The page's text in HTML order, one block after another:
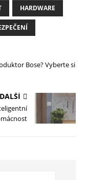
HARDWARE
Bose? Vyberte si
DALŠÍ